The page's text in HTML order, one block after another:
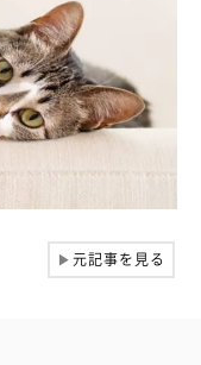
▶元記事を見る